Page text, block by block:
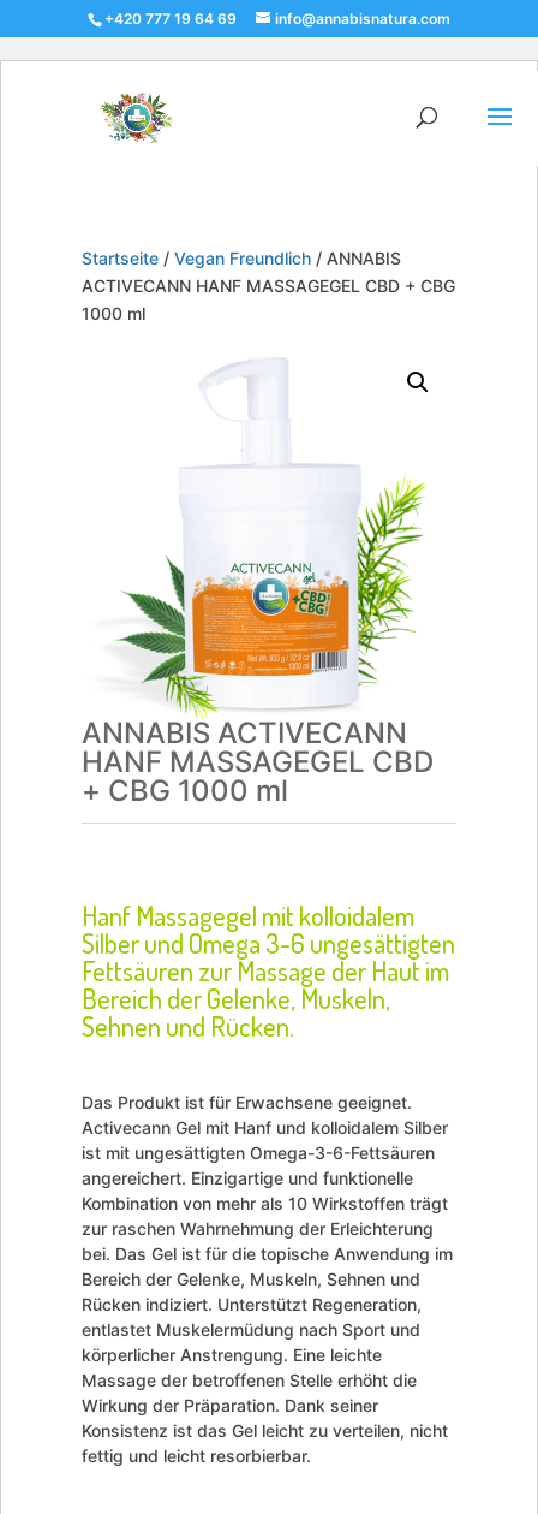
+420 777 19 64 69 info@annabisnatura.com
Startseite / Vegan Freundlich / ANNABIS
ACTIVECANN HANF MASSAGEGEL CBD + CBG
1000 ml
ANNABIS ACTIVECANN
HANF MASSAGEGEL CBD
+ CBG 1000 ml
Hanf Massagegel mit kolloidalem
Silber und Omega 3-6 ungesättigten
Fettsäuren zur Massage der Haut im
Bereich der Gelenke, Muskeln,
Sehnen und Rücken.
Das Produkt ist für Erwachsene geeignet.
Activecann Gel mit Hanf und kolloidalem Silber
ist mit ungesättigten Omega-3-6-Fettsäuren
angereichert. Einzigartige und funktionelle
Kombination von mehr als 10 Wirkstoffen trägt
zur raschen Wahrnehmung der Erleichterung
bei. Das Gel ist für die topische Anwendung im
Bereich der Gelenke, Muskeln, Sehnen und
Rücken indiziert. Unterstützt Regeneration,
entlastet Muskelermüdung nach Sport und
körperlicher Anstrengung. Eine leichte
Massage der betroffenen Stelle erhöht die
Wirkung der Präparation. Dank seiner
Konsistenz ist das Gel leicht zu verteilen, nicht
fettig und leicht resorbierbar.